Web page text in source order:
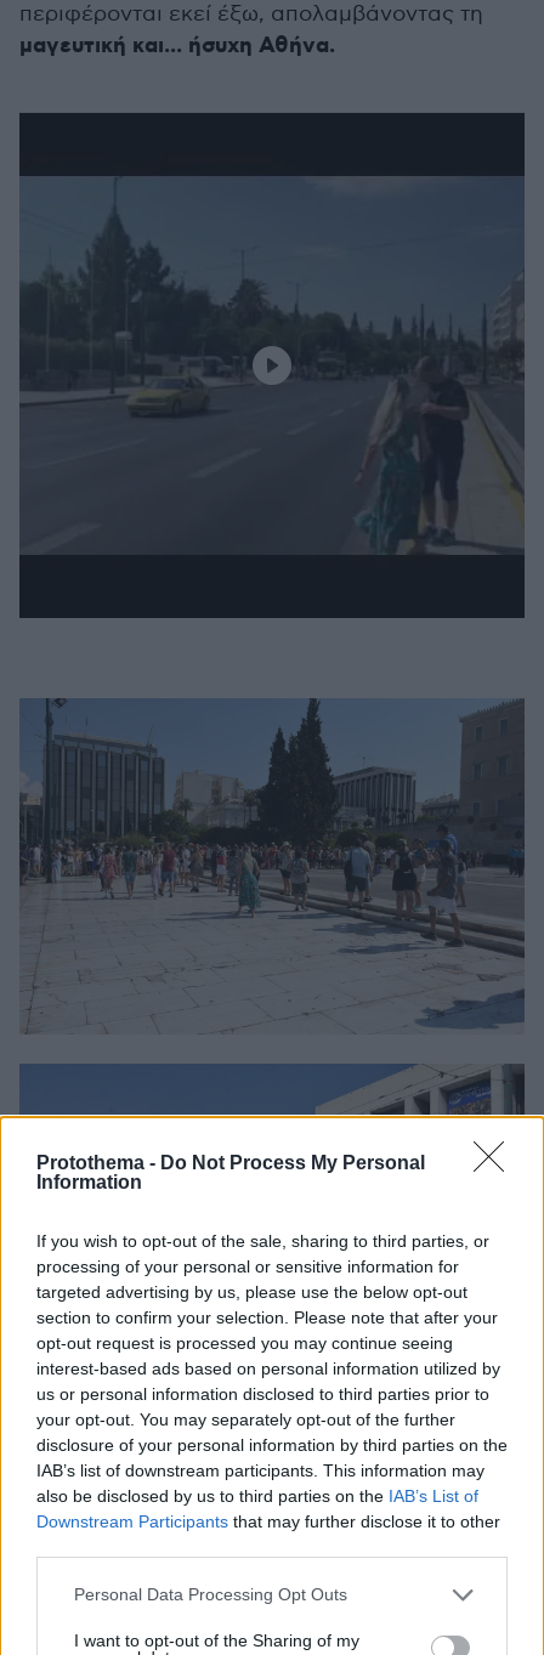
Protothema - Do Not Process My Personal
Information
If you wish to opt-out of the sale, sharing to third parties, or
processing of your personal or sensitive information for
targeted advertising by us, please use the below opt-out
section to confirm your selection. Please note that after your
opt-out request is processed you may continue seeing
interest-based ads based on personal information utilized by
us or personal information disclosed to third parties prior to
your opt-out. You may separately opt-out of the further
disclosure of your personal information by third parties on the
IAB’s list of downstream participants. This information may
also be disclosed by us to third parties on the IAB’s List of
Downstream Participants that may further disclose it to other
Please note that this website/app uses one or more Google
not limited to your visit or usage behaviour. You may click to
Personal Data Processing Opt Outs
I want to opt-out of the Sharing of my
περιφέρονται εκεί έξω, απολαμβάνοντας τη
μαγευτική και... ήσυχη Αθήνα.